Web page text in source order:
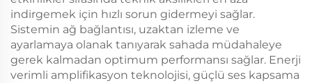
indirgemek için hızlı sorun gidermeyi sağlar.
Sistemin ağ bağlantısı, uzaktan izleme ve
ayarlamaya olanak tanıyarak sahada müdahaleye
gerek kalmadan optimum performansı sağlar. Enerji
verimli amplifikasyon teknolojisi, güçlü ses kapsama